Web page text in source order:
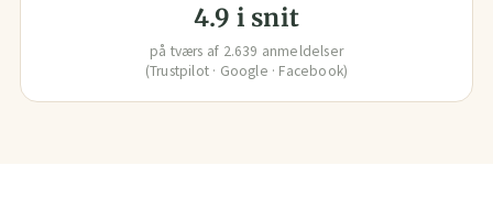
4.9 i snit
på tværs af 2.639 anmeldelser
(Trustpilot · Google · Facebook)